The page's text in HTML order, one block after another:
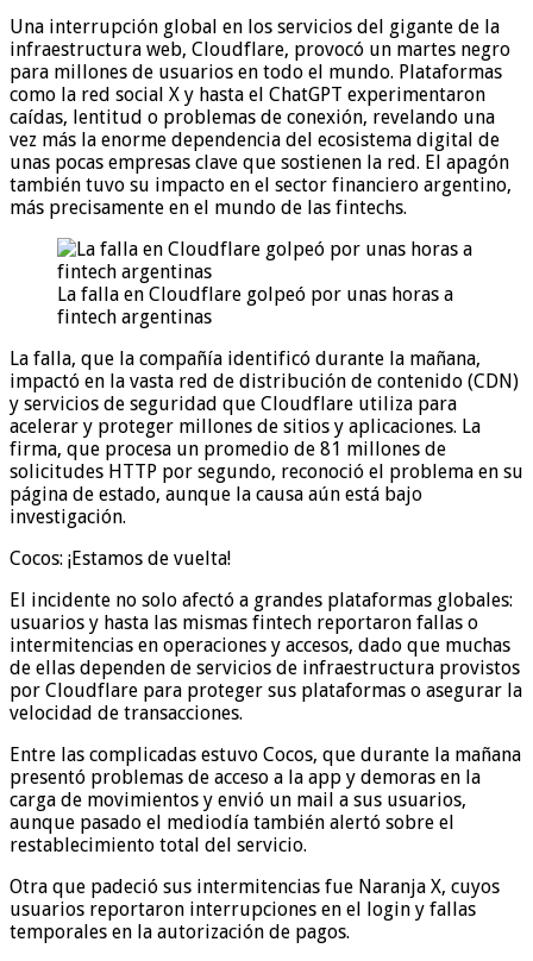
Una interrupción global en los servicios del gigante de la
infraestructura web, Cloudflare, provocó un martes negro
para millones de usuarios en todo el mundo. Plataformas
como la red social X y hasta el ChatGPT experimentaron
caídas, lentitud o problemas de conexión, revelando una
vez más la enorme dependencia del ecosistema digital de
unas pocas empresas clave que sostienen la red. El apagón
también tuvo su impacto en el sector financiero argentino,
más precisamente en el mundo de las fintechs.
La falla en Cloudflare golpeó por unas horas a
fintech argentinas
La falla, que la compañía identificó durante la mañana,
impactó en la vasta red de distribución de contenido (CDN)
y servicios de seguridad que Cloudflare utiliza para
acelerar y proteger millones de sitios y aplicaciones. La
firma, que procesa un promedio de 81 millones de
solicitudes HTTP por segundo, reconoció el problema en su
página de estado, aunque la causa aún está bajo
investigación.
Cocos: ¡Estamos de vuelta!
El incidente no solo afectó a grandes plataformas globales:
usuarios y hasta las mismas fintech reportaron fallas o
intermitencias en operaciones y accesos, dado que muchas
de ellas dependen de servicios de infraestructura provistos
por Cloudflare para proteger sus plataformas o asegurar la
velocidad de transacciones.
Entre las complicadas estuvo Cocos, que durante la mañana
presentó problemas de acceso a la app y demoras en la
carga de movimientos y envió un mail a sus usuarios,
aunque pasado el mediodía también alertó sobre el
restablecimiento total del servicio.
Otra que padeció sus intermitencias fue Naranja X, cuyos
usuarios reportaron interrupciones en el login y fallas
temporales en la autorización de pagos.